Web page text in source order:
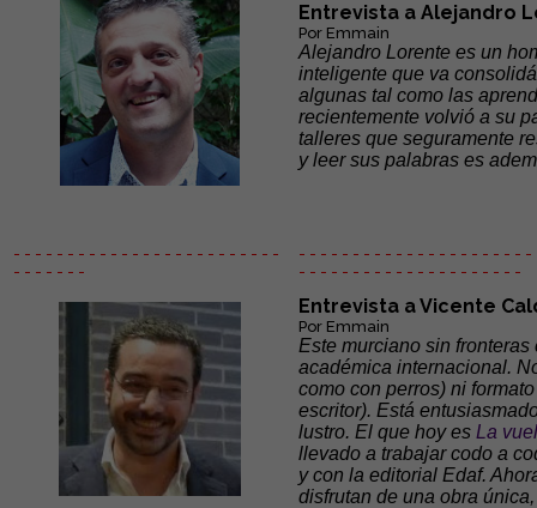
Entrevista a Alejandro
Por Emmain
Alejandro Lorente es un
inteligente que va
algunas tal como las
recientemente volvió a su
talleres que seguramente
y leer sus palabras es
- - - - - - - - - - - - - - - - - - - - - - - - -
- - - - - - -
- - - - - - - - - - - - - - - - - - - - -
- - - - - - - - - - - - - - - - - - - - -
Entrevista a Vicente
Por Emmain
Este murciano sin
académica internacional.
como con perros) ni
escritor). Está
lustro. El que hoy es La
llevado a trabajar codo a
y con la editorial Edaf.
disfrutan de una obra